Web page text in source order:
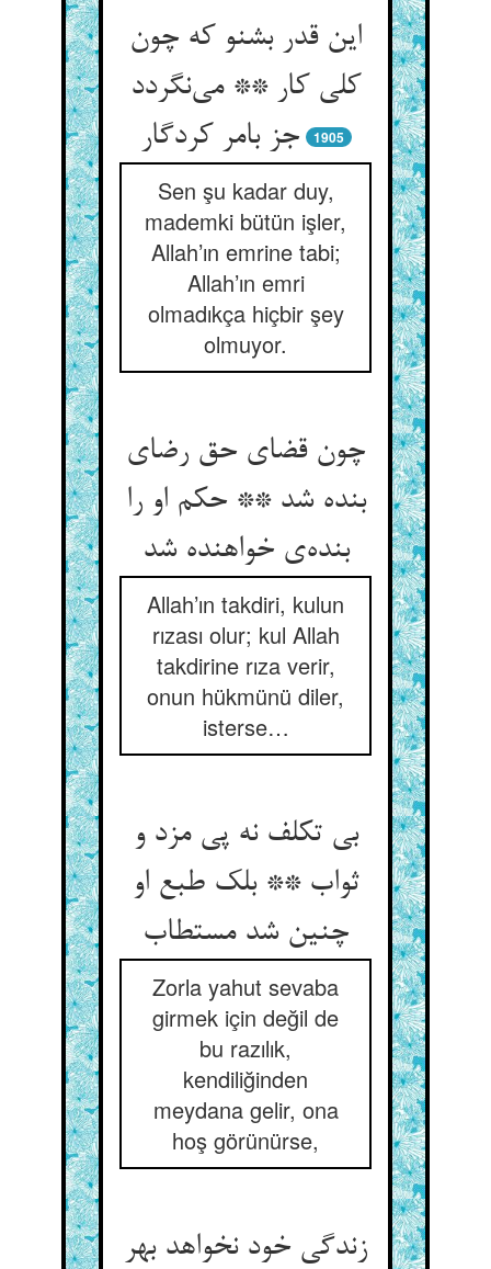
این قدر بشنو که چون
کلی کار ** می‌نگردد
جز بامر کردگار
1905
Sen şu kadar duy,
mademki bütün işler,
Allah’ın emrine tabi;
Allah’ın emri
olmadıkça hiçbir şey
olmuyor.
چون قضای حق رضای
بنده شد ** حکم او را
بنده‌ی خواهنده شد
Allah’ın takdiri, kulun
rızası olur; kul Allah
takdirine rıza verir,
onun hükmünü diler,
isterse…
بی تکلف نه پی مزد و
ثواب ** بلک طبع او
چنین شد مستطاب
Zorla yahut sevaba
girmek için değil de
bu razılık,
kendiliğinden
meydana gelir, ona
hoş görünürse,
زندگی خود نخواهد بهر